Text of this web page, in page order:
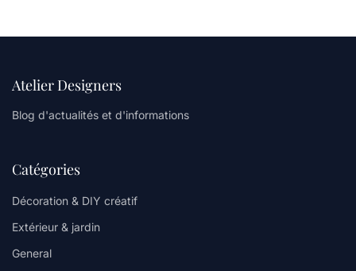
Atelier Designers
Blog d'actualités et d'informations
Catégories
Décoration & DIY créatif
Extérieur & jardin
General